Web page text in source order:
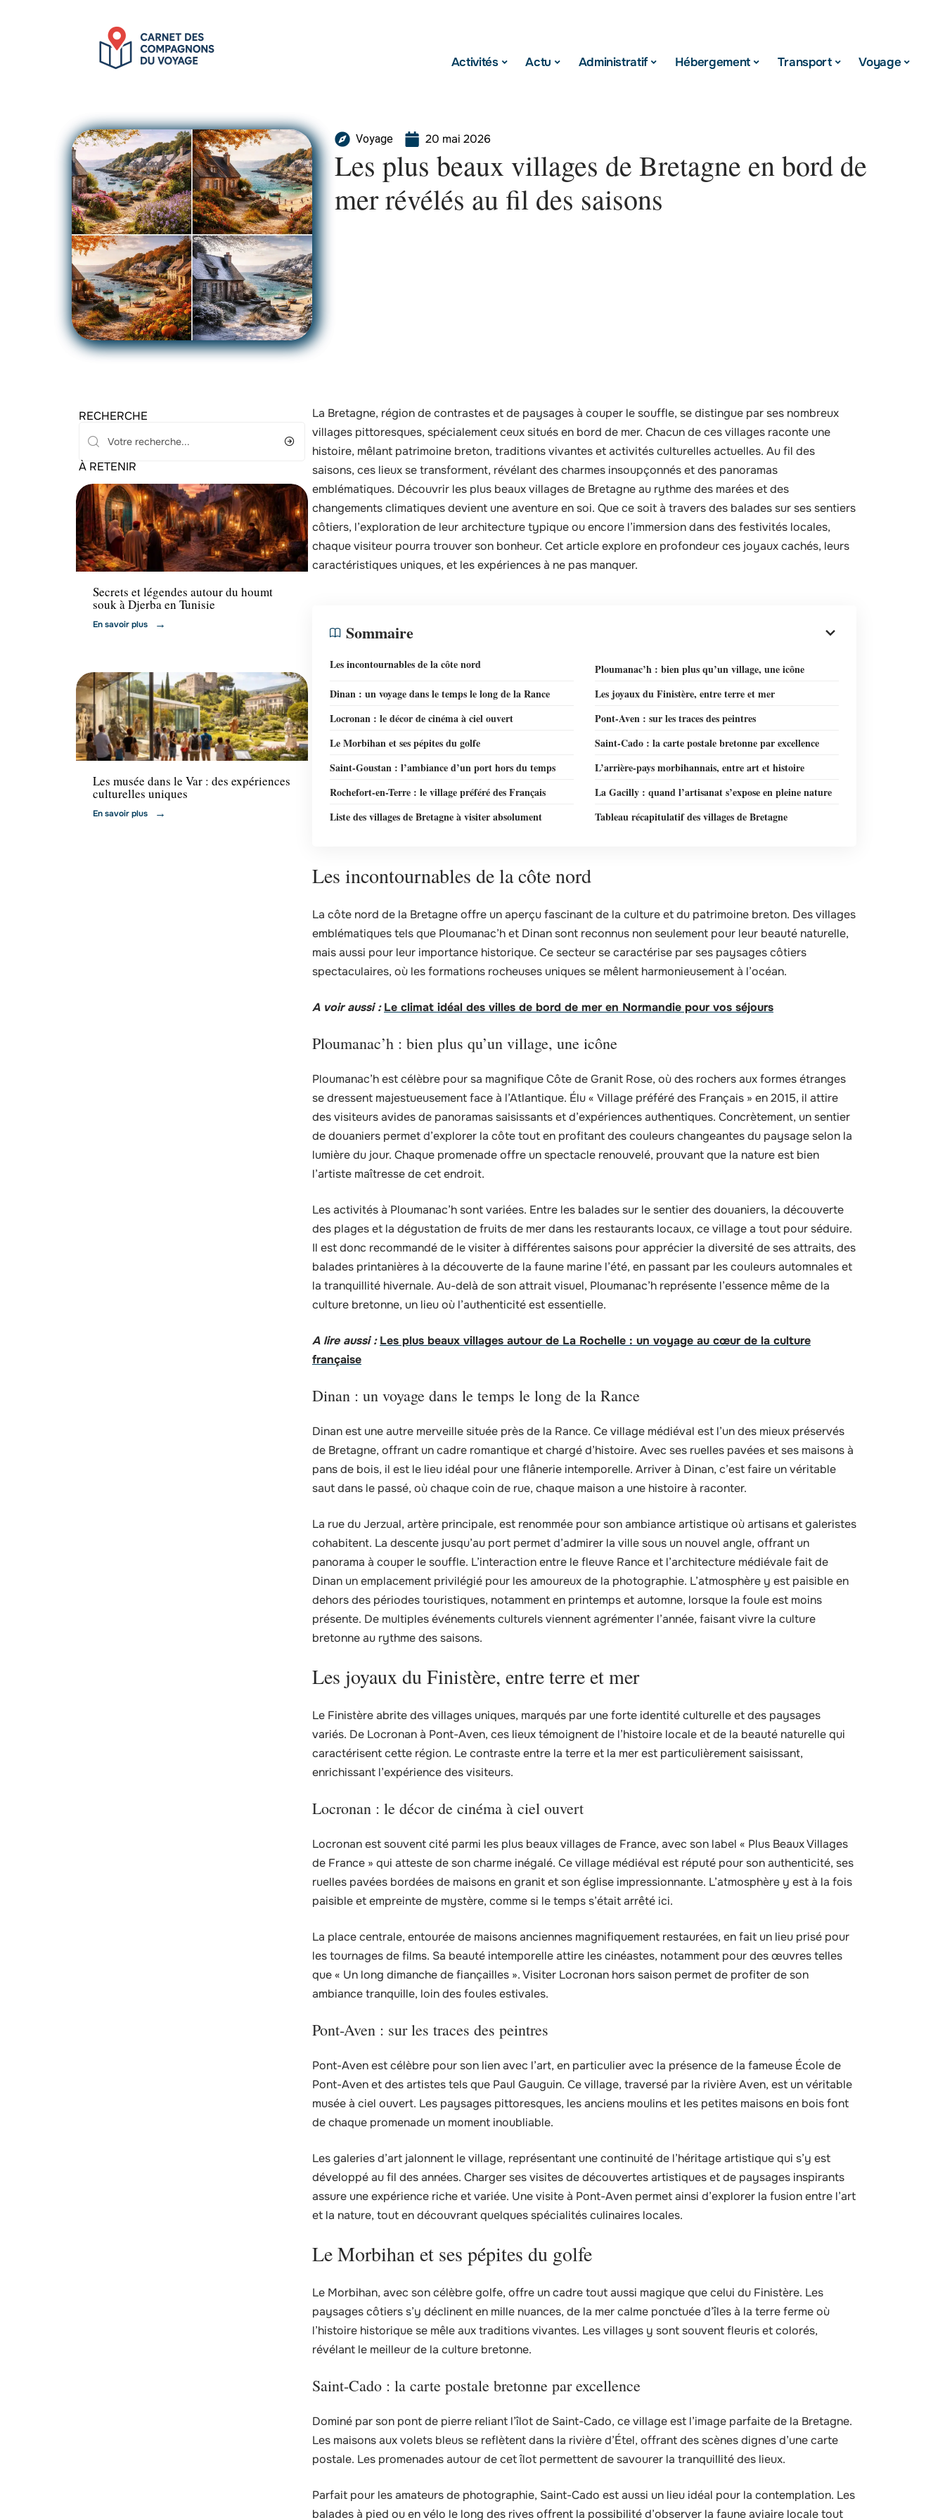
Activités Actu Administratif Hébergement Transport Voyage
Voyage 20 mai 2026
Les plus beaux villages de Bretagne en bord de
mer révélés au fil des saisons
RECHERCHE
À RETENIR
Activités
Secrets et légendes autour du houmt
souk à Djerba en Tunisie
En savoir plus
Activités
Les musée dans le Var : des expériences
culturelles uniques
En savoir plus
La Bretagne, région de contrastes et de paysages à couper le souffle, se distingue par ses nombreux
villages pittoresques, spécialement ceux situés en bord de mer. Chacun de ces villages raconte une
histoire, mêlant patrimoine breton, traditions vivantes et activités culturelles actuelles. Au fil des
saisons, ces lieux se transforment, révélant des charmes insoupçonnés et des panoramas
emblématiques. Découvrir les plus beaux villages de Bretagne au rythme des marées et des
changements climatiques devient une aventure en soi. Que ce soit à travers des balades sur ses sentiers
côtiers, l’exploration de leur architecture typique ou encore l’immersion dans des festivités locales,
chaque visiteur pourra trouver son bonheur. Cet article explore en profondeur ces joyaux cachés, leurs
caractéristiques uniques, et les expériences à ne pas manquer.
Sommaire
Les incontournables de la côte nord
Ploumanac’h : bien plus qu’un village, une icône
Dinan : un voyage dans le temps le long de la Rance
Les joyaux du Finistère, entre terre et mer
Locronan : le décor de cinéma à ciel ouvert
Pont-Aven : sur les traces des peintres
Le Morbihan et ses pépites du golfe
Saint-Cado : la carte postale bretonne par excellence
Saint-Goustan : l’ambiance d’un port hors du temps
L’arrière-pays morbihannais, entre art et histoire
Rochefort-en-Terre : le village préféré des Français
La Gacilly : quand l’artisanat s’expose en pleine nature
Liste des villages de Bretagne à visiter absolument
Tableau récapitulatif des villages de Bretagne
Les incontournables de la côte nord
La côte nord de la Bretagne offre un aperçu fascinant de la culture et du patrimoine breton. Des villages
emblématiques tels que Ploumanac’h et Dinan sont reconnus non seulement pour leur beauté naturelle,
mais aussi pour leur importance historique. Ce secteur se caractérise par ses paysages côtiers
spectaculaires, où les formations rocheuses uniques se mêlent harmonieusement à l’océan.
A voir aussi : Le climat idéal des villes de bord de mer en Normandie pour vos séjours
Ploumanac’h : bien plus qu’un village, une icône
Ploumanac’h est célèbre pour sa magnifique Côte de Granit Rose, où des rochers aux formes étranges
se dressent majestueusement face à l’Atlantique. Élu « Village préféré des Français » en 2015, il attire
des visiteurs avides de panoramas saisissants et d’expériences authentiques. Concrètement, un sentier
de douaniers permet d’explorer la côte tout en profitant des couleurs changeantes du paysage selon la
lumière du jour. Chaque promenade offre un spectacle renouvelé, prouvant que la nature est bien
l’artiste maîtresse de cet endroit.
Les activités à Ploumanac’h sont variées. Entre les balades sur le sentier des douaniers, la découverte
des plages et la dégustation de fruits de mer dans les restaurants locaux, ce village a tout pour séduire.
Il est donc recommandé de le visiter à différentes saisons pour apprécier la diversité de ses attraits, des
balades printanières à la découverte de la faune marine l’été, en passant par les couleurs automnales et
la tranquillité hivernale. Au-delà de son attrait visuel, Ploumanac’h représente l’essence même de la
culture bretonne, un lieu où l’authenticité est essentielle.
A lire aussi : Les plus beaux villages autour de La Rochelle : un voyage au cœur de la culture
française
Dinan : un voyage dans le temps le long de la Rance
Dinan est une autre merveille située près de la Rance. Ce village médiéval est l’un des mieux préservés
de Bretagne, offrant un cadre romantique et chargé d’histoire. Avec ses ruelles pavées et ses maisons à
pans de bois, il est le lieu idéal pour une flânerie intemporelle. Arriver à Dinan, c’est faire un véritable
saut dans le passé, où chaque coin de rue, chaque maison a une histoire à raconter.
La rue du Jerzual, artère principale, est renommée pour son ambiance artistique où artisans et galeristes
cohabitent. La descente jusqu’au port permet d’admirer la ville sous un nouvel angle, offrant un
panorama à couper le souffle. L’interaction entre le fleuve Rance et l’architecture médiévale fait de
Dinan un emplacement privilégié pour les amoureux de la photographie. L’atmosphère y est paisible en
dehors des périodes touristiques, notamment en printemps et automne, lorsque la foule est moins
présente. De multiples événements culturels viennent agrémenter l’année, faisant vivre la culture
bretonne au rythme des saisons.
Les joyaux du Finistère, entre terre et mer
Le Finistère abrite des villages uniques, marqués par une forte identité culturelle et des paysages
variés. De Locronan à Pont-Aven, ces lieux témoignent de l’histoire locale et de la beauté naturelle qui
caractérisent cette région. Le contraste entre la terre et la mer est particulièrement saisissant,
enrichissant l’expérience des visiteurs.
Locronan : le décor de cinéma à ciel ouvert
Locronan est souvent cité parmi les plus beaux villages de France, avec son label « Plus Beaux Villages
de France » qui atteste de son charme inégalé. Ce village médiéval est réputé pour son authenticité, ses
ruelles pavées bordées de maisons en granit et son église impressionnante. L’atmosphère y est à la fois
paisible et empreinte de mystère, comme si le temps s’était arrêté ici.
La place centrale, entourée de maisons anciennes magnifiquement restaurées, en fait un lieu prisé pour
les tournages de films. Sa beauté intemporelle attire les cinéastes, notamment pour des œuvres telles
que « Un long dimanche de fiançailles ». Visiter Locronan hors saison permet de profiter de son
ambiance tranquille, loin des foules estivales.
Pont-Aven : sur les traces des peintres
Pont-Aven est célèbre pour son lien avec l’art, en particulier avec la présence de la fameuse École de
Pont-Aven et des artistes tels que Paul Gauguin. Ce village, traversé par la rivière Aven, est un véritable
musée à ciel ouvert. Les paysages pittoresques, les anciens moulins et les petites maisons en bois font
de chaque promenade un moment inoubliable.
Les galeries d’art jalonnent le village, représentant une continuité de l’héritage artistique qui s’y est
développé au fil des années. Charger ses visites de découvertes artistiques et de paysages inspirants
assure une expérience riche et variée. Une visite à Pont-Aven permet ainsi d’explorer la fusion entre l’art
et la nature, tout en découvrant quelques spécialités culinaires locales.
Le Morbihan et ses pépites du golfe
Le Morbihan, avec son célèbre golfe, offre un cadre tout aussi magique que celui du Finistère. Les
paysages côtiers s’y déclinent en mille nuances, de la mer calme ponctuée d’îles à la terre ferme où
l’histoire historique se mêle aux traditions vivantes. Les villages y sont souvent fleuris et colorés,
révélant le meilleur de la culture bretonne.
Saint-Cado : la carte postale bretonne par excellence
Dominé par son pont de pierre reliant l’îlot de Saint-Cado, ce village est l’image parfaite de la Bretagne.
Les maisons aux volets bleus se reflètent dans la rivière d’Étel, offrant des scènes dignes d’une carte
postale. Les promenades autour de cet îlot permettent de savourer la tranquillité des lieux.
Parfait pour les amateurs de photographie, Saint-Cado est aussi un lieu idéal pour la contemplation. Les
balades à pied ou en vélo le long des rives offrent la possibilité d’observer la faune aviaire locale tout